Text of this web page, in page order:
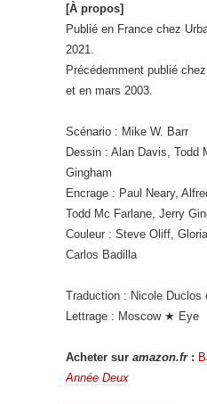
[À propos]
Publié en France chez
2021.
Précédemment publié
et en mars 2003.
Scénario : Mike W. Barr
Dessin : Alan Davis, Todd
Gingham
Encrage : Paul Neary,
Todd Mc Farlane, Jerry
Couleur : Steve Oliff,
Carlos Badilla
Traduction : Nicole Duclos
Lettrage : Moscow ★ Eye
Acheter sur amazon.fr:
Année Deux